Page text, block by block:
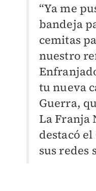
“Ya me
bandeja
cemitas
nuestro
tu nueva
Guerra,
La Franja
destacó
sus redes